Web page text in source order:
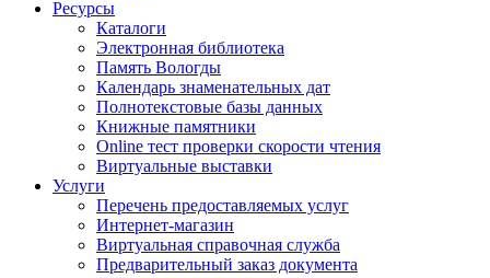
Ресурсы
Каталоги
Электронная библиотека
Память Вологды
Календарь знаменательных дат
Полнотекстовые базы данных
Книжные памятники
Online тест проверки скорости чтения
Виртуальные выставки
Услуги
Перечень предоставляемых услуг
Интернет-магазин
Виртуальная справочная служба
Предварительный заказ документа